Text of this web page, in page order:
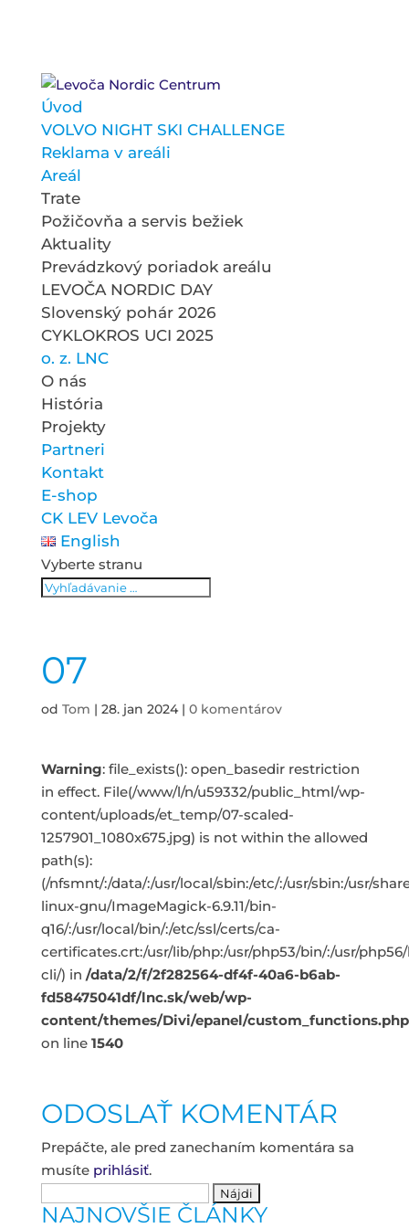
Úvod
VOLVO NIGHT SKI CHALLENGE
Reklama v areáli
Areál
Trate
Požičovňa a servis bežiek
Aktuality
Prevádzkový poriadok areálu
LEVOČA NORDIC DAY
Slovenský pohár 2026
CYKLOKROS UCI 2025
o. z. LNC
O nás
História
Projekty
Partneri
Kontakt
E-shop
CK LEV Levoča
English
Vyberte stranu
07
od Tom | 28. jan 2024| 0 komentárov
Warning: file_exists(): open_basedir restriction
in effect. File(/www/l/n/u59332/public_html/wp-
content/uploads/et_temp/07-scaled-
1257901_1080x675.jpg) is not within the allowed
path(s):
(/nfsmnt/:/data/:/usr/local/sbin:/etc/:/usr/sbin:/usr/
linux-gnu/ImageMagick-6.9.11/bin-
q16/:/usr/local/bin/:/etc/ssl/certs/ca-
certificates.crt:/usr/lib/php:/usr/php53/bin/:/usr/
cli/) in /data/2/f/2f282564-df4f-40a6-b6ab-
fd58475041df/lnc.sk/web/wp-
content/themes/Divi/epanel/custom_functions.php
on line 1540
ODOSLAŤ KOMENTÁR
Prepáčte, ale pred zanechaním komentára sa
musíte prihlásiť.
NAJNOVŠIE ČLÁNKY